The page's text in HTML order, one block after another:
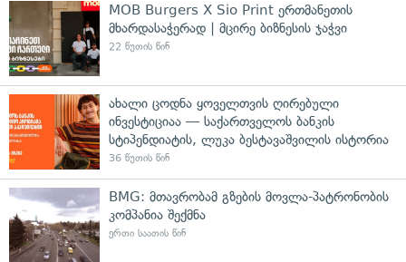
MOB Burgers X Sio Print ერთმანეთის
მხარდასაჭერად | მცირე ბიზნესის ჯაჭვი
22 წუთის წინ
ახალი ცოდნა ყოველთვის ღირებული
ინვესტიციაა — საქართველოს ბანკის
სტიპენდიატის, ლუკა ბესტავაშვილის ისტორია
36 წუთის წინ
BMG: მთავრობამ გზების მოვლა-პატრონობის
კომპანია შექმნა
ერთი საათის წინ